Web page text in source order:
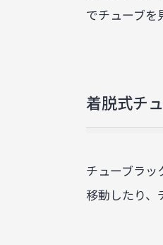
でチューブを
着脱式チ
チューブラッ
移動したり、